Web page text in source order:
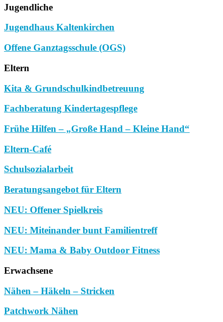
Jugendliche
Jugendhaus Kaltenkirchen
Offene Ganztagsschule (OGS)
Eltern
Kita & Grundschulkindbetreuung
Fachberatung Kindertagespflege
Frühe Hilfen – „Große Hand – Kleine Hand“
Eltern-Café
Schulsozialarbeit
Beratungsangebot für Eltern
NEU: Offener Spielkreis
NEU: Miteinander bunt Familientreff
NEU: Mama & Baby Outdoor Fitness
Erwachsene
Nähen – Häkeln – Stricken
Patchwork Nähen